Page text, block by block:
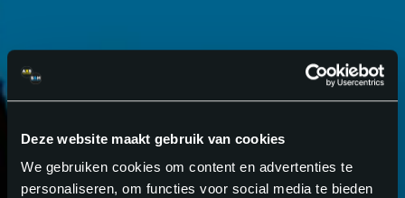
Deze website maakt gebruik van cookies
We gebruiken cookies om content en advertenties te
personaliseren, om functies voor social media te bieden
GA VOOR
BETER.